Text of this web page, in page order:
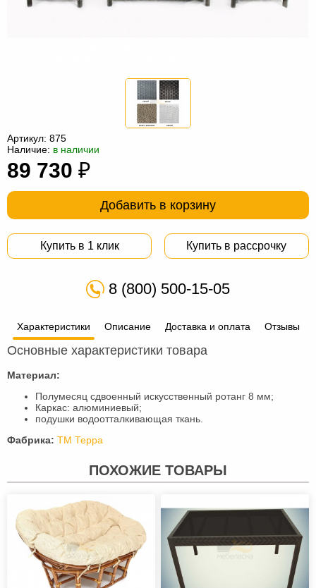
мешки
Мебель
из
Садовая
Артикул: 875
Наличие: в наличии
89 730 ₽
Добавить в корзину
Купить в 1 клик Купить в рассрочку
8 (800) 500-15-05
Характеристики Описание Доставка и оплата Отзывы
Основные характеристики товара
Материал:
Полумесяц сдвоенный искусственный ротанг 8 мм;
Каркас: алюминиевый;
подушки водоотталкивающая ткань.
Фабрика: ТМ Терра
ПОХОЖИЕ ТОВАРЫ